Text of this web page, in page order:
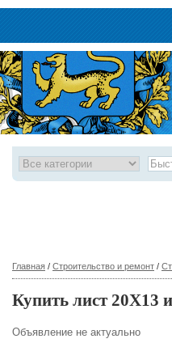
Главная / Строительство и ремонт /
Купить лист 20Х13
Объявление не актуально